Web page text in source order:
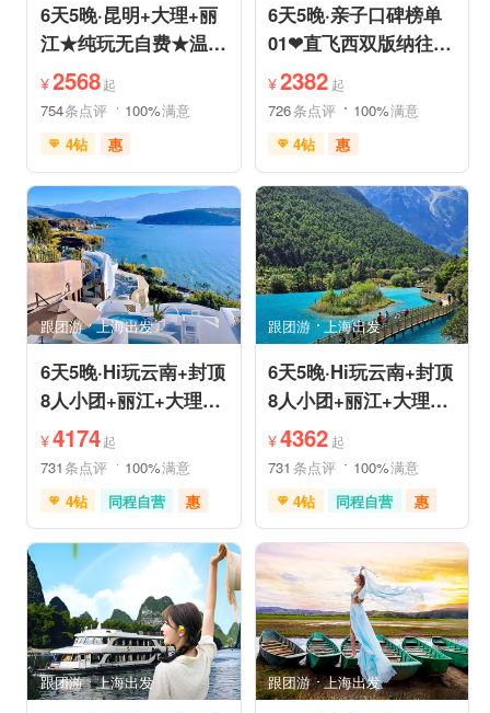
6天5晚·昆明+大理+丽
江★纯玩无自费★温德
姆国际连锁酒店入住
¥2568起
754条点评 100%满意
4钻
惠
免费接送机
中文服务
管家服务
品质游
喀斯特地貌
滇池红嘴鸥
乡村趣游
古镇古村
雪山之旅
赏花之旅
美景探索
深度人文
世界遗产
摄影之旅
休闲度假
特色民宿
跟团游 上海出发
6天5晚·Hi玩云南+封顶
8人小团+丽江+大理
+泸沽湖+玉龙雪山+洱
¥4174起
731条点评 100%满意
4钻
同程自营
惠
充足自由时间
免费接送机
家庭游
品质游
休闲游
环游洱海
跟团游 上海出发
6天5晚·亲子口碑榜单
01❤直飞西双版纳往返
机票❤拼小团轻奢0购
物纯玩
¥2382 起
726条点评 100%满意
4钻
惠
免费接送机
中文服务
管家服务
品质游
情侣游
乡村趣游
古镇古村
动植物园
祈福之旅
森林公园
深度人文
世界遗产
摄影之旅
研学体验
休闲度假
特色民宿
跟团游 上海出发
6天5晚·Hi玩云南+封顶
8人小团+丽江+大理
+香格里拉+虎跳峡+洱
¥4362 起
731 条点评 100%满意
4钻
同程自营
惠
赠送旅拍
充足自由时间
免费接送机
家庭游
品质游
环游洱海
自然山水
跟团游 上海出发